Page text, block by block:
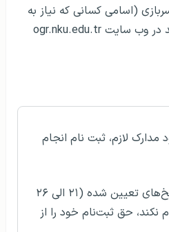
(اسامی کسانی که نیاز به
آوردن این مدارک دارند در وب سایت ogr.nku.edu.tr
لازم، ثبت نام انجام
نامزدی که بین تاریخ‌های تعیین شده (۲۱ الی ۲۶
ثبت نام نکند، حق ثبت‌نام خود را از